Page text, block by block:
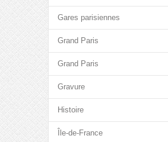
Gares parisiennes
Grand Paris
Grand Paris
Gravure
Histoire
Île-de-France